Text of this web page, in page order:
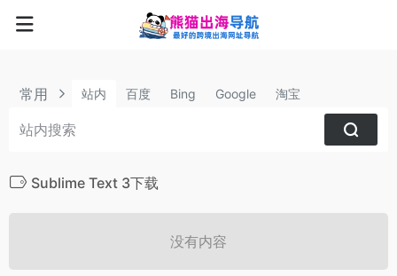
常用 站内 百度 Bing Google 淘宝
Sublime Text 3下载
没有内容